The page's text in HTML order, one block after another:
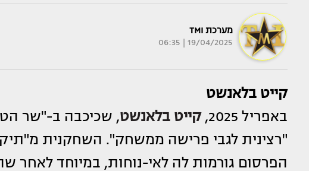
מערכת TMI
19/04/2025 | 06:35
קייט בלאנשט
באפריל 2025,
קייט בלאנשט, שכיכבה ב-"שר
"רצינית לגבי פרישה ממשחק". השחקנית
הפרסום גורמות לה לאי-נוחות, במיוחד לאחר